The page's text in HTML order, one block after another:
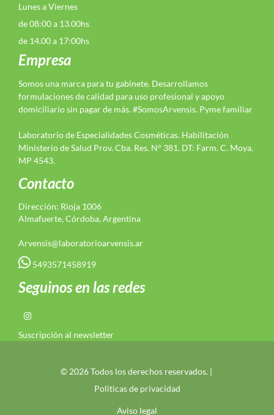
Lunes a Viernes
de 08:00 a 13.00hs
de 14.00 a 17:00hs
Empresa
Somos una marca para tu gabinete. Desarrollamos
formulaciones de calidad para uso profesional y apoyo
domiciliario sin pagar de más. #SomosArvensis. Pyme familiar
Laboratorio de Especialidades Cosméticas. Habilitación
Ministerio de Salud Prov. Cba. Res. N° 381. DT: Farm. C. Moya.
MP 4543.
Contacto
Dirección: Rioja 1006
Almafuerte, Córdoba, Argentina
Arvensis@laboratorioarvensis.ar
5493571458919
Seguinos en las redes
Suscripción al newsletter
© 2026 Todos los derechos reservados. |
Politicas de privacidad
Aviso legal